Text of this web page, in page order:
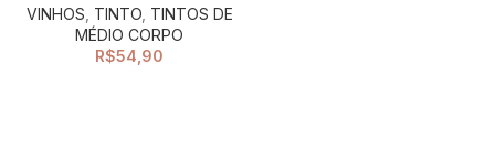
VINHOS TINTO, TINTOS DE
MÉDIO CORPO
R$54,90